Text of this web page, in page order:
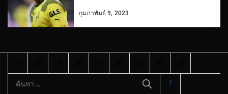
กุมภาพันธ์ 9, 2023
ค้นหา